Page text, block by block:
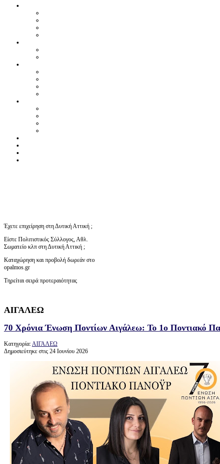
Έχετε επιχείρηση στη Δυτική Αττική ;
Είστε Πολιτιστικός Σύλλογος, Αθλ.
Σωματείο κλπ στη Δυτική Αττική ;
Καταχώρηση και προβολή δωρεάν στο
opalmos.gr
Τηρείται σειρά προτεραιότητας
ΑΙΓΑΛΕΩ
70 Χρόνια Ένωση Ποντίων Αιγάλεω: Το 1ο Ποντιακό
Κατηγορία:ΑΙΓΑΛΕΩ
Δημοσιεύτηκε στις 24 Ιουνίου 2026